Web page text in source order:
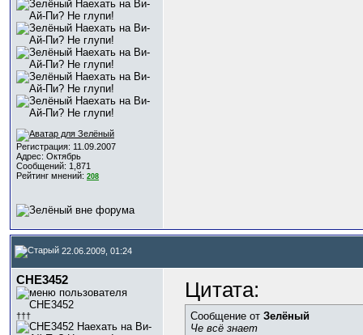
Регистрация: 11.09.2007
Адрес: Октябрь
Сообщений: 1,871
Рейтинг мнений: 208
22.06.2009, 01:24
CHE3452
†††
Цитата:
Сообщение от Зелёный
Че всё знает